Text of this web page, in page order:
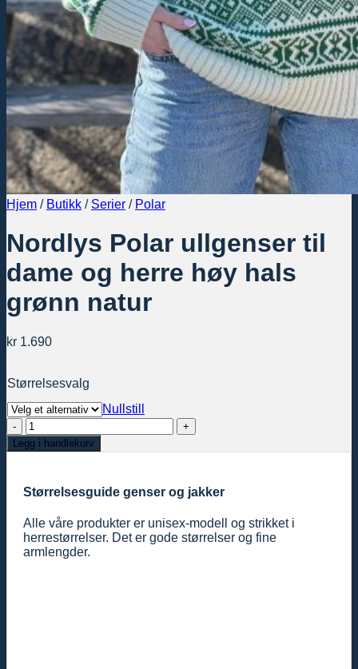
Hjem / Butikk / Serier / Polar
Nordlys Polar ullgenser til
dame og herre høy hals
grønn natur
kr 1.690
Størrelsesvalg
Nullstill
Nordlys
Polar
ullgenser
og
høy
hals
grønn
Legg i handlekurv
Størrelsesguide genser og jakker
Alle våre produkter er unisex-modell og strikket i
herrestørrelser. Det er gode størrelser og fine
armlengder.